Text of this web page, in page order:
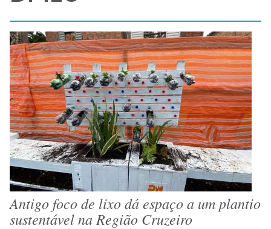
Antigo foco de lixo dá espaço a um plantio
sustentável na Região Cruzeiro